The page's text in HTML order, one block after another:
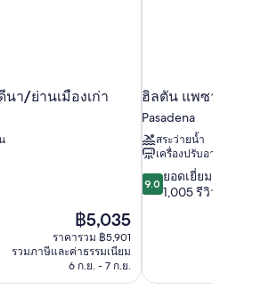
า/ย่านเมืองเก่า
ราคา
ปัจจุบัน
คือ
฿5,035
฿5,035
ราคารวม ฿5,901
รวมภาษีและค่าธรรมเนียม
6 ก.ย. - 7 ก.ย.
ฮิลตัน แพซาดีนา
Pasadena
สระว่ายน้ำ
เครื่องปรับอากาศ
9.0
จาก
รีวิว
9.0 ยอดเยี่ยม
1,005 รีวิว